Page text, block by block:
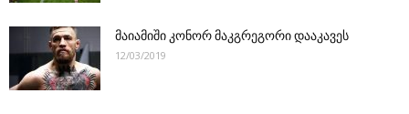
მაიამიში კონორ მაკგრეგორი დააკავეს
12/03/2019